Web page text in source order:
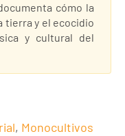
cómo la
tierra y el ecocidio
y cultural del
, Monocultivos